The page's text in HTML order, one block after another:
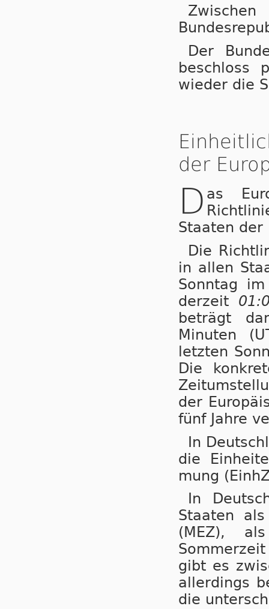
Der
beschloss
wieder die
der
D as
Staaten der
Die
in allen
Sonntag
derzeit
beträgt
Minuten
letzten
Die
der
fünf Jahre
In
die
mung
In
Staaten
(MEZ),
gibt es
aller­dings
die